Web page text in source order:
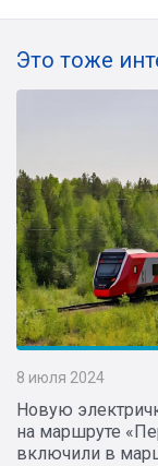
Это тоже
8 июля 2024
Новую
на маршруте
включили в